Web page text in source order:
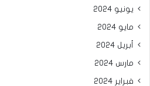
يونيو 2024
مايو 2024
أبريل 2024
مارس 2024
فبراير 2024